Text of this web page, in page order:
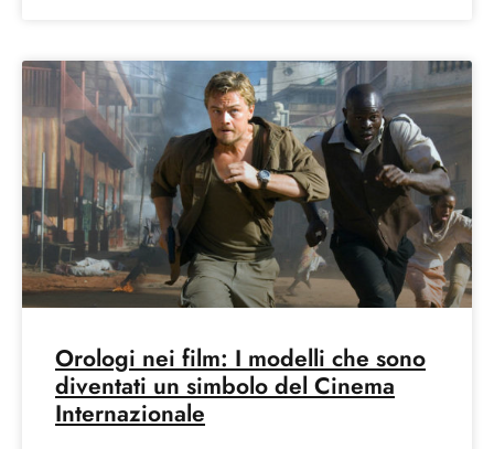
Orologi nei film: I modelli che sono
diventati un simbolo del Cinema
Internazionale